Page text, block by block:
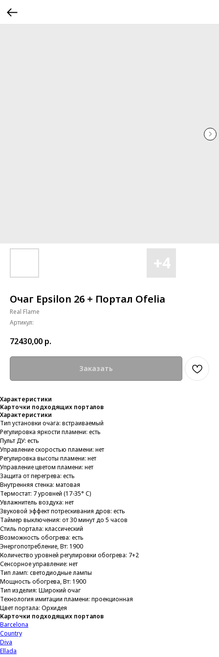
Очаг Epsilon 26 + Портал Ofelia
Real Flame
Артикул:
72430,00 р.
Заказать
Характеристики
Карточки подходящих порталов
Характеристики
Тип установки очага: встраиваемый
Регулировка яркости пламени: есть
Пульт ДУ: есть
Управление скоростью пламени: нет
Регулировка высоты пламени: нет
Управление цветом пламени: нет
Защита от перегрева: есть
Внутренняя стенка: матовая
Термостат: 7 уровней (17-35° C)
Увлажнитель воздуха: нет
Звуковой эффект потрескивания дров: есть
Таймер выключения: от 30 минут до 5 часов
Стиль портала: классический
Возможность обогрева: есть
Энергопотребление, Вт: 1900
Количество уровней регулировки обогрева: 7+2
Сенсорное управление: нет
Тип ламп: светодиодные лампы
Мощность обогрева, Вт: 1900
Тип изделия: Широкий очаг
Технология имитации пламени: проекционная
Цвет портала: Орхидея
Карточки подходящих порталов
Barcelona
Country
Diva
Ellada